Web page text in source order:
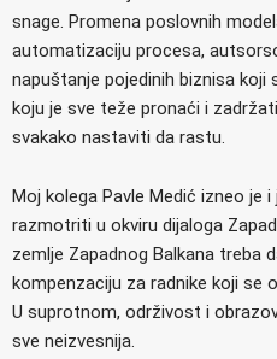
snage. Promena poslovnih
automatizaciju procesa,
napuštanje pojedinih biznisa koji
koju je sve teže pronaći i
svakako nastaviti da rastu.
Moj kolega Pavle Medić izneo je
razmotriti u okviru dijaloga
zemlje Zapadnog Balkana treba
kompenzaciju za radnike koji se
U suprotnom, održivost i
sve neizvesnija.